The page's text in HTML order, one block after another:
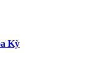
Kỳ